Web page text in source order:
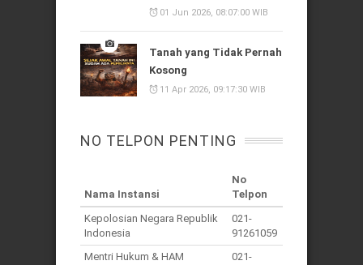
01 Jun 2026, 08:07:00 WIB
Tanah yang Tidak Pernah
Kosong
11 Apr 2026, 09:17:30 WIB
NO TELPON PENTING
Nama Instansi
No
Telpon
Kepolosian Negara Republik
Indonesia
021-
91261059
Mentri Hukum & HAM
021-